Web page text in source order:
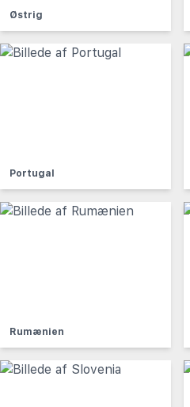
Østrig
Portugal
Rumænien